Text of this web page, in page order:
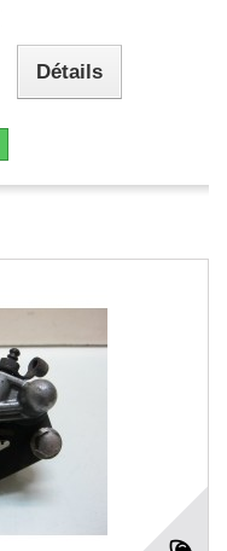
Détails